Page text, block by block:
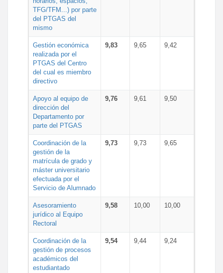
TFG/TFM...) por parte
del PTGAS del
mismo
Gestión económica
realizada por el
PTGAS del Centro
del cual es miembro
directivo
9,83 9,65 9,42
Apoyo al equipo de
dirección del
Departamento por
parte del PTGAS
9,76 9,61 9,50
Coordinación de la
gestión de la
matrícula de grado y
máster universitario
efectuada por el
Servicio de Alumnado
9,73 9,73 9,65
Asesoramiento
jurídico al Equipo
Rectoral
9,58 10,00 10,00
Coordinación de la
gestión de procesos
académicos del
estudiantado
9,54 9,44 9,24